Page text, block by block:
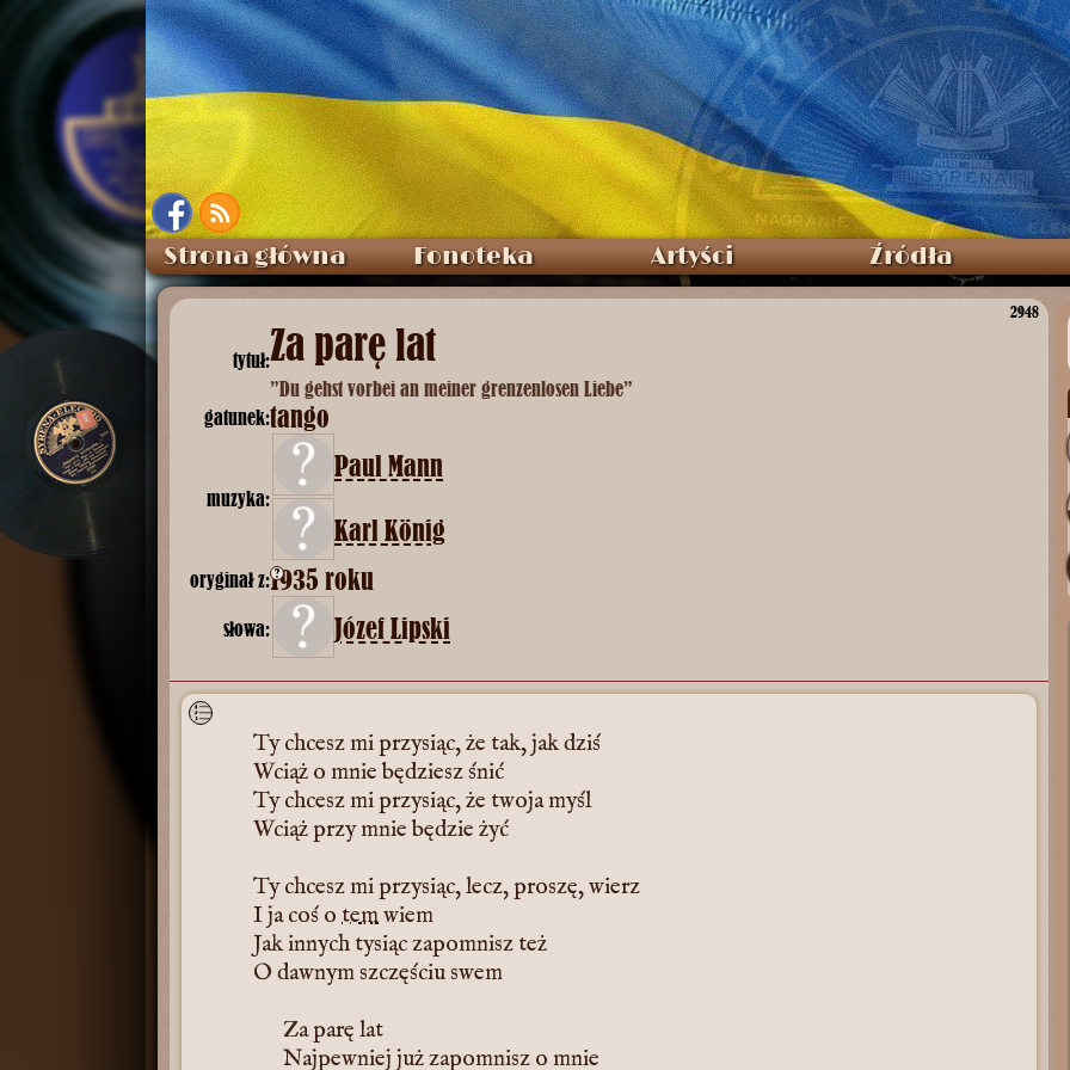
Strona główna Fonoteka Artyści Źródła
2948
tytuł:Za parę lat
”Du gehst vorbei an meiner grenzenlosen Liebe”
gatunek:tango
muzyka:
Paul Mann
Karl König
oryginał z: ?
1935 roku
słowa: Józef Lipski
Ty chcesz mi przysiąc, że tak, jak dziś
Wciąż o mnie będziesz śnić
Ty chcesz mi przysiąc, że twoja myśl
Wciąż przy mnie będzie żyć
Ty chcesz mi przysiąc, lecz, proszę, wierz
I ja coś o temwiem
Jak innych tysiąc zapomnisz też
O dawnym szczęściu swem
Za parę lat
Najpewniej już zapomnisz o mnie